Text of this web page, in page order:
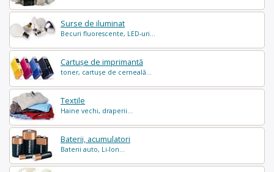
Surse de iluminat
Becuri fluorescente, LED-uri...
Cartușe de imprimantă
toner, cartușe de cerneală...
Textile
Haine vechi, draperii...
Baterii, acumulatori
Baterii auto, Li-Ion...